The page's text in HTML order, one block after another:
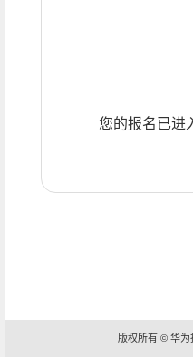
您的报名已进
版权所有 © 华为